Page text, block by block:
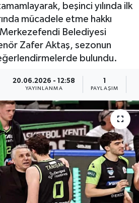
beşinci yılında ilk
mücadele etme hakkı
Merkezefendi Belediyesi
Zafer Aktaş, sezonun
bulundu.
20.06.2026 - 12:58
YAYINLANMA
1
PAYLAŞIM